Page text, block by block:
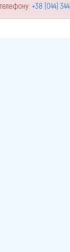
+38 (044)